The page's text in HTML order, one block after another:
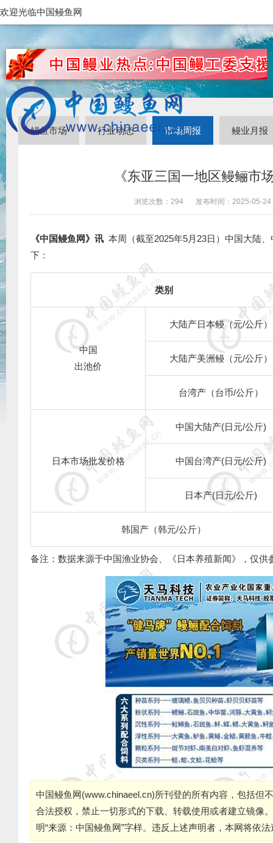
欢迎光临中国鳗鱼网
鳗鱼市场 行业动态 市场周报 鳗业月报
《东亚三国一地区鳗鲡市
浏览次数： 294 发布时间： 2025-05-24
《中国鳗鱼网》讯 本周（截至2025年5月23日）中国大陆
下：
类别
中国
出池价
大陆产日本鳗（元/公斤）
大陆产美洲鳗（元/公斤）
台湾产（台币/公斤）
日本市场批发价格
中国大陆产(日元/公斤)
中国台湾产(日元/公斤)
日本产(日元/公斤)
韩国产（韩元/公斤）
备注：数据来源于中国渔业协会、《日本养殖新闻》，仅供
中国鳗鱼网(www.chinaeel.cn)所刊登的所有内容，包括但
合法授权，禁止一切形式的下载、转载使用或者建立镜像
明“来源：中国鳗鱼网”字样。违反上述声明者，本网将依